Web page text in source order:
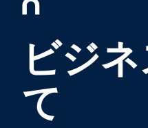
ビジ
て